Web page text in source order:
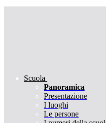
Scuola
Panoramica
Presentazione
I luoghi
Le persone